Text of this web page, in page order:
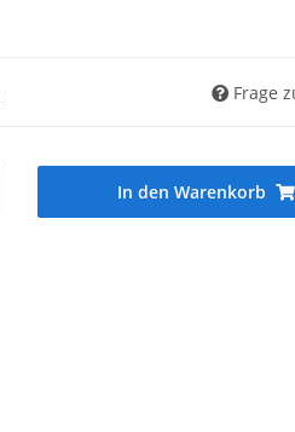
Frage
In den Warenkorb